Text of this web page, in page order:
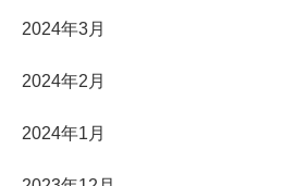
2024年3月
2024年2月
2024年1月